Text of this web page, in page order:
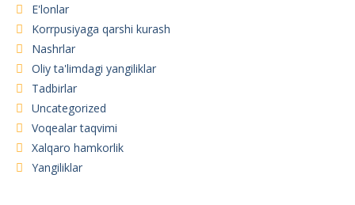
E'lonlar
Korrpusiyaga qarshi kurash
Nashrlar
Oliy ta'limdagi yangiliklar
Tadbirlar
Uncategorized
Voqealar taqvimi
Xalqaro hamkorlik
Yangiliklar